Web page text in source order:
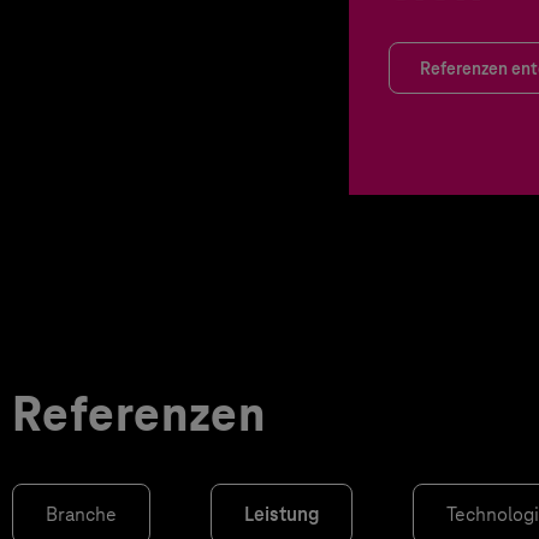
Referenzen
Referenzen
Branche Leistung